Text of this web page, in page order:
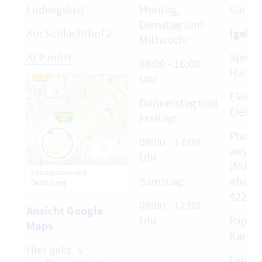
Ludwigslust
Am Schlachthof 2
ALP mbH
Ansicht Google
Maps
Hier geht´s
Montag,
Dienstag und
Mittwoch:
08:00 - 16:00
Uhr
Donnerstag und
Freitag:
08:00 - 17:00
Uhr
Samstag:
08:00 - 12:00
Uhr
aus
(Nur
4229-